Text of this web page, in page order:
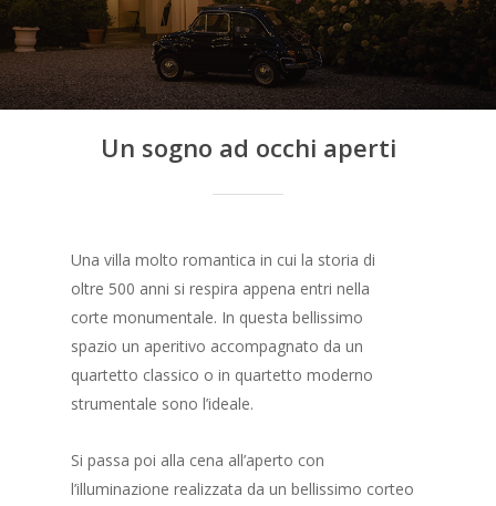
Un sogno ad occhi aperti
Una villa molto romantica in cui la storia di
oltre 500 anni si respira appena entri nella
corte monumentale. In questa bellissimo
spazio un aperitivo accompagnato da un
quartetto classico o in quartetto moderno
strumentale sono l’ideale.
Si passa poi alla cena all’aperto con
l’illuminazione realizzata da un bellissimo corteo